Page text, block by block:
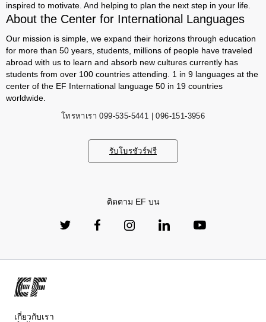
inspired to motivate. And helping to plan the next step in your life.
About the Center for International Languages
Our mission is simple, we expand their horizons through education
for more than 50 years, students, millions of people have traveled
abroad with us to learn and absorb new cultures currently has
students from over 100 countries attending. 1 in 9 languages ​​at the
center of the EF International language 50 in 19 countries
worldwide.
โทรหาเรา 099-535-5441 | 096-151-3956
รับโบรชัวร์ฟรี
ติดตาม EF บน
เกี่ยวกับเรา